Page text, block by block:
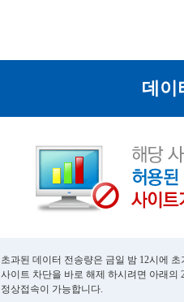
데이
초과된 데이터 전송량은 금일 밤 12시에
사이트 차단을 바로 해제 하시려면 아래의
정상접속이 가능합니다.